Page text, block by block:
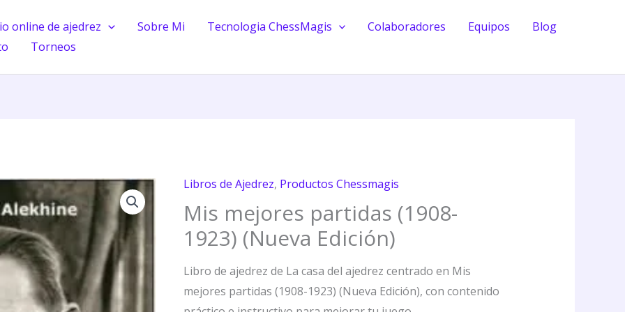
online de ajedrez Sobre Mi Tecnologia ChessMagis Colaboradores Equipos
Blog
Torneos
Libros de Ajedrez, Productos Chessmagis
Mis mejores partidas (1908-
1923) (Nueva Edición)
Libro de ajedrez de La casa del ajedrez centrado en Mis
mejores partidas (1908-1923) (Nueva Edición), con contenido
Mis
mejores
partidas
(1908-
1923)
(Nueva
Edición)
1923)